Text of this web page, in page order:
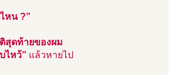
หน ?”
สุดท้ายของผม
ไหว้” แล้วหายไป